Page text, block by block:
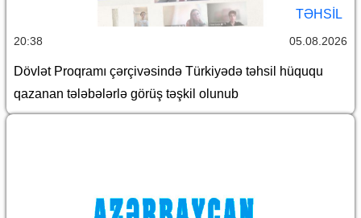
TƏHSIL
20:38 05.08.2026
Dövlət Proqramı çərçivəsində Türkiyədə təhsil hüququ
qazanan tələbələrlə görüş təşkil olunub